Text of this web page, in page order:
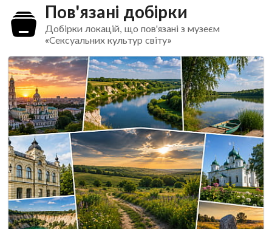
Пов'язані добірки
Добірки локацій, що пов'язані з музеєм
«Сексуальних культур світу»